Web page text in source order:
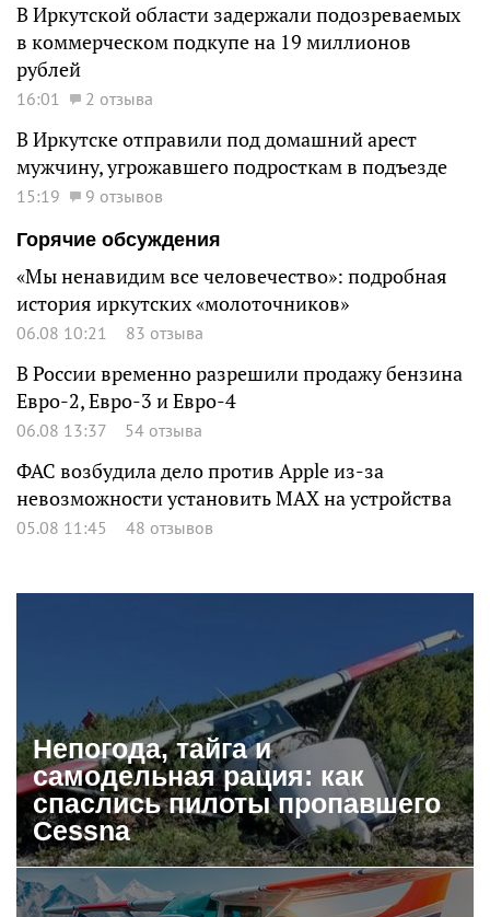
В Иркутской области задержали подозреваемых
в коммерческом подкупе на 19 миллионов
рублей
16:01 2 отзыва
В Иркутске отправили под домашний арест
мужчину, угрожавшего подросткам в подъезде
15:19
9 отзывов
Горячие обсуждения
«Мы ненавидим все человечество»: подробная
история иркутских «молоточников»
06.08 10:21 83 отзыва
В России временно разрешили продажу бензина
Евро-2, Евро-3 и Евро-4
06.08 13:37 54 отзыва
ФАС возбудила дело против Apple из-за
невозможности установить MAX на устройства
05.08 11:45 48 отзывов
Непогода, тайга и
самодельная рация: как
спаслись пилоты пропавшего
Cessna